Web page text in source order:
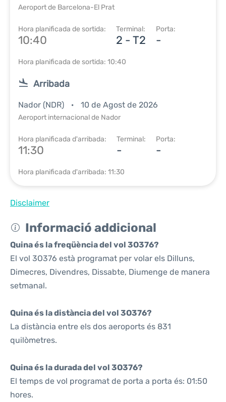
Aeroport de Barcelona-El Prat
Hora planificada de sortida:
10:40
Terminal:
2 - T2
Porta:
-
Hora planificada de sortida: 10:40
Arribada
Nador (NDR) 10 de Agost de 2026
Aeroport internacional de Nador
Hora planificada d'arribada:
11:30
Terminal:
-
Porta:
-
Hora planificada d'arribada: 11:30
Disclaimer
Informació addicional
Quina és la freqüència del vol 3O376?
El vol 3O376 està programat per volar els Dilluns,
Dimecres, Divendres, Dissabte, Diumenge de manera
setmanal.
Quina és la distància del vol 3O376?
La distància entre els dos aeroports és 831
quilòmetres.
Quina és la durada del vol 3O376?
El temps de vol programat de porta a porta és: 01:50
hores.